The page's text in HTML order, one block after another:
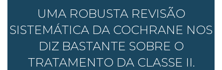
UMA ROBUSTA REVISÃO
SISTEMÁTICA DA COCHRANE NOS
DIZ BASTANTE SOBRE O
TRATAMENTO DA CLASSE II.